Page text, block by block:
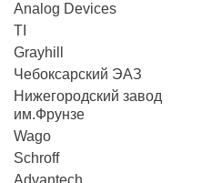
Analog Devices
TI
Grayhill
Чебоксарский ЭАЗ
Нижегородский завод
им.Фрунзе
Wago
Schroff
Advantech